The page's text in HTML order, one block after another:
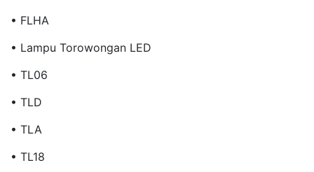
• FLHA
• Lampu Torowongan LED
• TL06
• TLD
• TLA
• TL18